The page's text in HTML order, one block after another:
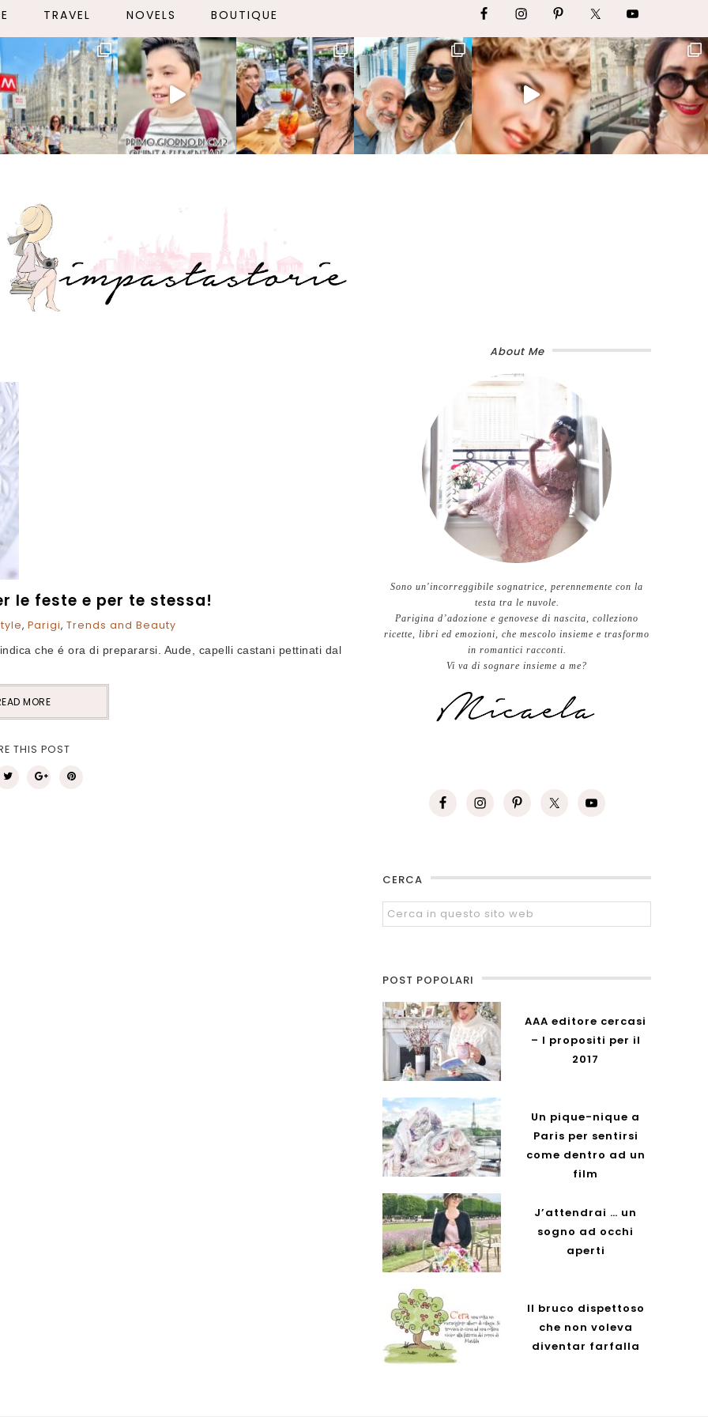
TRAVEL NOVELS BOUTIQUE
le feste e per te stessa!
, Parigi, Trends and Beauty
che é ora di prepararsi. Aude, capelli castani pettinati dal
MORE
THIS POST
About Me
Sono un'incorreggibile sognatrice, perennemente con la
testa tra le nuvole.
Parigina d’adozione e genovese di nascita, colleziono
ricette, libri ed emozioni, che mescolo insieme e trasformo
in romantici racconti.
Vi va di sognare insieme a me?
CERCA
POST POPOLARI
AAA editore cercasi
– I propositi per il
2017
Un pique-nique a
Paris per sentirsi
come dentro ad un
film
J’attendrai … un
sogno ad occhi
aperti
Il bruco dispettoso
che non voleva
diventar farfalla